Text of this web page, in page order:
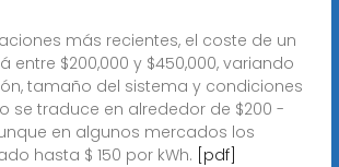
más recientes, el coste de un
entre $200,000 y $450,000, variando
tamaño del sistema y condiciones
se traduce en alrededor de $200 -
en algunos mercados los
hasta $ 150 por kWh. [pdf]